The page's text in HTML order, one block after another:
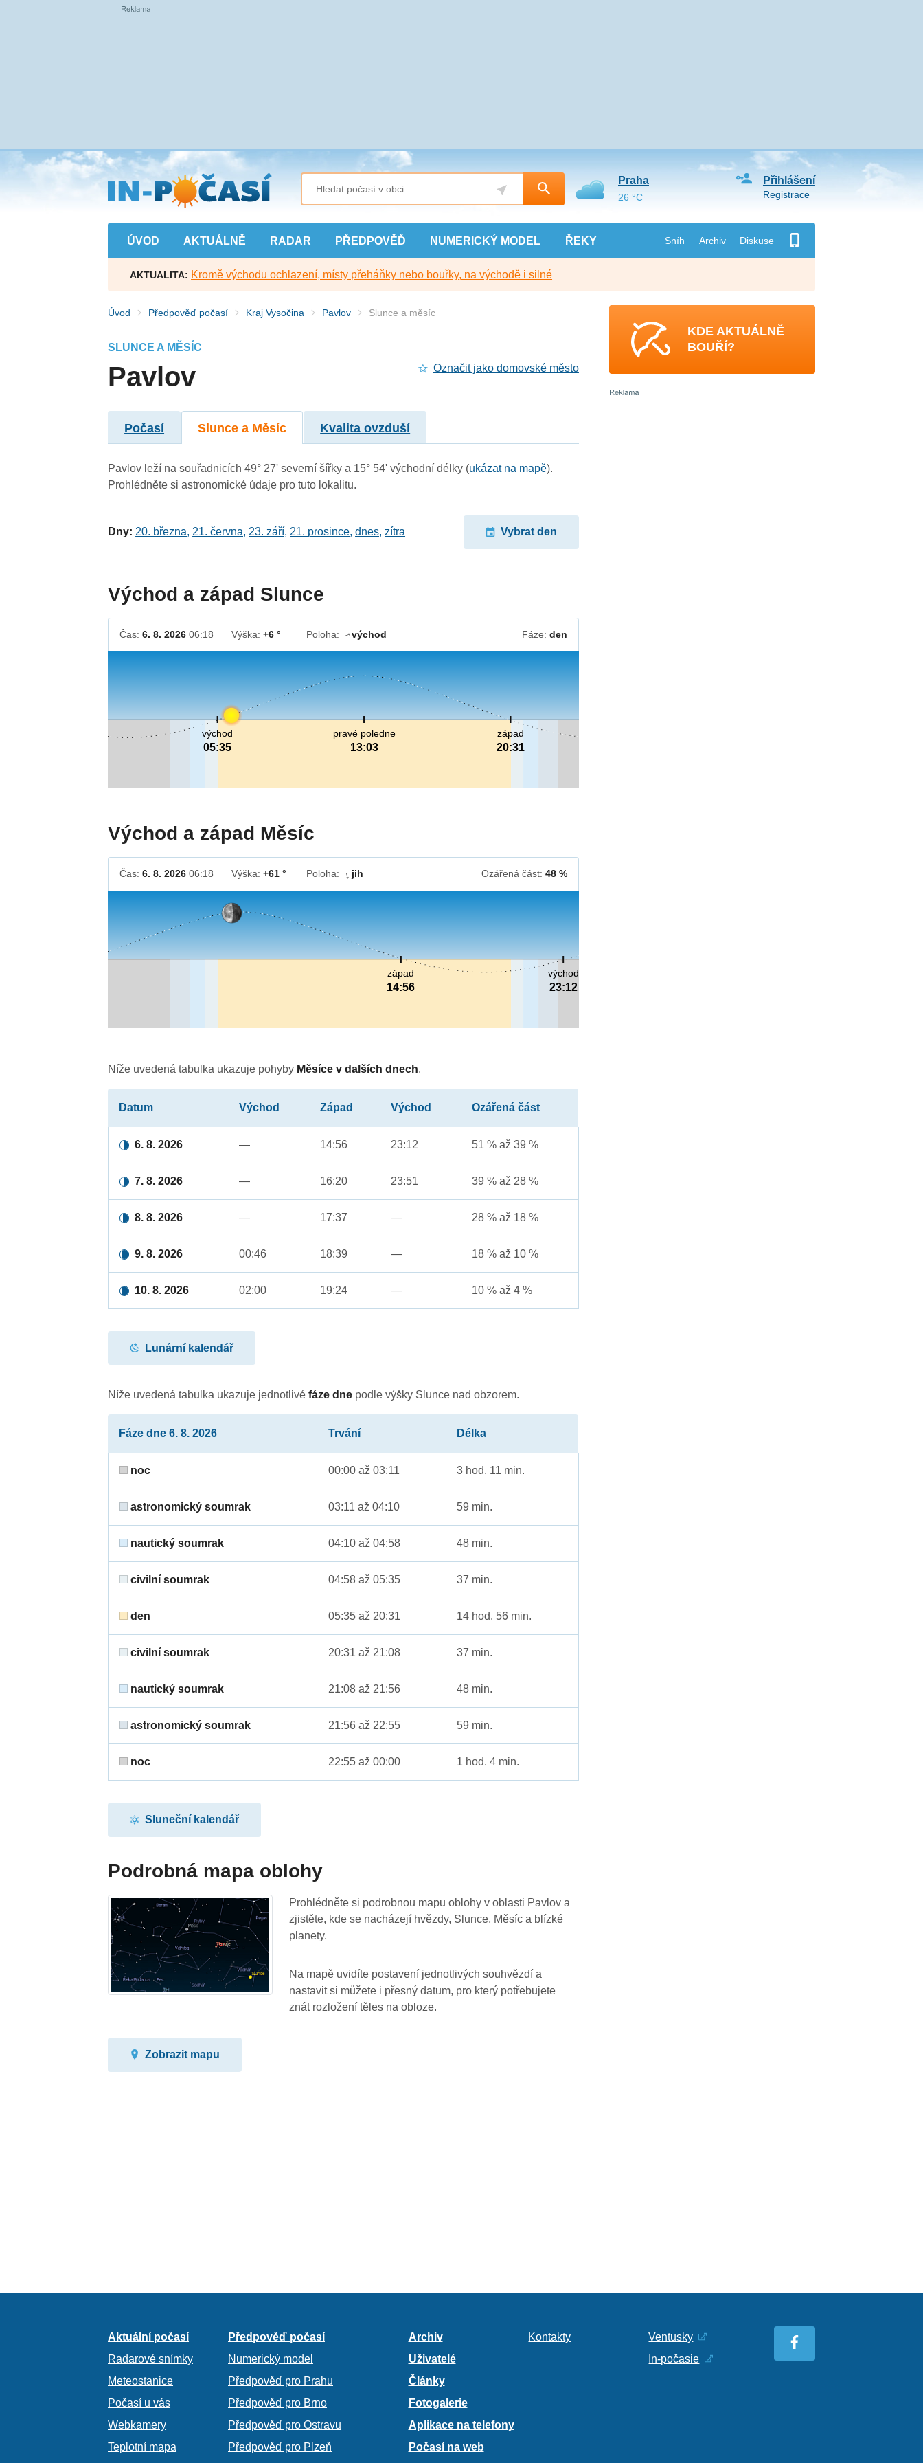
Přejít
na
hlavní
obsah
ÚVOD AKTUÁLNĚ RADAR PŘEDPOVĚĎ NUMERICKÝ MODEL ŘEKY Sníh Archiv Diskuse
Přihlášení
Registrace
Praha
26 °C
AKTUALITA: Kromě východu ochlazení, místy přeháňky nebo bouřky, na východě i silné
Úvod Předpověď počasí Kraj Vysočina Pavlov Slunce a měsíc
SLUNCE A MĚSÍC
Pavlov Označit jako domovské město
Počasí Slunce a Měsíc Kvalita ovzduší
Pavlov leží na souřadnicích 49° 27' severní šířky a 15° 54' východní délky (ukázat na mapě).
Prohlédněte si astronomické údaje pro tuto lokalitu.
Dny: 20. března, 21. června, 23. září, 21. prosince,dnes,zítra Vybrat den
Východ a západ Slunce
Čas:6. 8. 2026 06:18 Výška:+6 ° Poloha: ↓východ Fáze: den
pravé poledne
13:03
východ
05:35
západ
20:31
Východ a západ Měsíc
Čas:6. 8. 2026 06:18 Výška:+61 ° Poloha: ↓ jih Ozářená část: 48 %
východ
23:12
západ
14:56
Níže uvedená tabulka ukazuje pohyby Měsíce v dalších dnech.
Datum Východ Západ Východ Ozářená část
6. 8. 2026 — 14:56 23:12 51 % až 39 %
7. 8. 2026 — 16:20 23:51 39 % až 28 %
8. 8. 2026 — 17:37 — 28 % až 18 %
9. 8. 2026 00:46 18:39 — 18 % až 10 %
10. 8. 2026 02:00 19:24 — 10 % až 4 %
Lunární kalendář
Níže uvedená tabulka ukazuje jednotlivéfáze dne podle výšky Slunce nad obzorem.
Fáze dne 6. 8. 2026 Trvání Délka
noc 00:00 až 03:11 3 hod. 11 min.
astronomický soumrak 03:11 až 04:10 59 min.
nautický soumrak 04:10 až 04:58 48 min.
civilní soumrak 04:58 až 05:35 37 min.
den 05:35 až 20:31 14 hod. 56 min.
civilní soumrak 20:31 až 21:08 37 min.
nautický soumrak 21:08 až 21:56 48 min.
astronomický soumrak 21:56 až 22:55 59 min.
noc 22:55 až 00:00 1 hod. 4 min.
Sluneční kalendář
Podrobná mapa oblohy
Prohlédněte si podrobnou mapu oblohy v oblasti Pavlov a
zjistěte, kde se nacházejí hvězdy, Slunce, Měsíc a blízké
planety.
Na mapě uvidíte postavení jednotlivých souhvězdí a
nastavit si můžete i přesný datum, pro který potřebujete
znát rozložení těles na obloze.
Zobrazit mapu
KDE AKTUÁLNĚ
BOUŘÍ?
Aktuální počasí
Radarové snímky
Meteostanice
Počasí u vás
Webkamery
Teplotní mapa
Předpověď počasí
Numerický model
Předpověď pro Prahu
Předpověď pro Brno
Předpověď pro Ostravu
Předpověď pro Plzeň
Archiv
Uživatelé
Články
Fotogalerie
Aplikace na telefony
Počasí na web
Kontakty
Ventusky
In-počasie